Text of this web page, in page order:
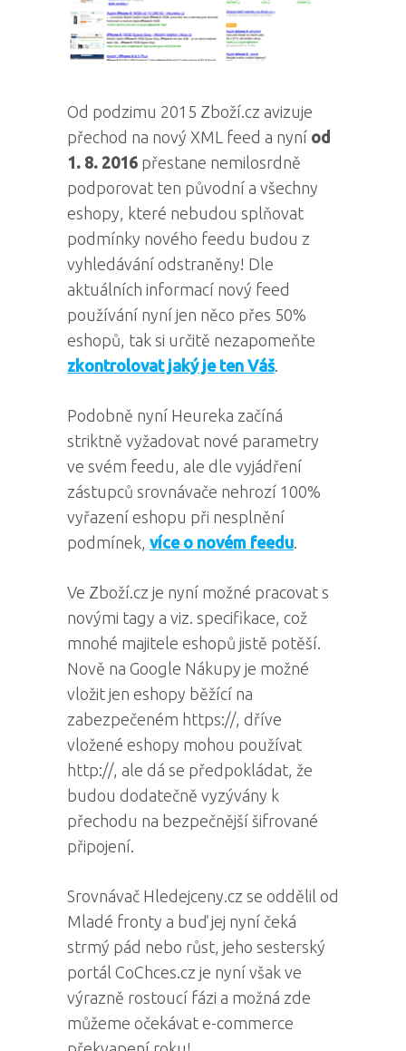
Od podzimu 2015 Zboží.cz avizuje
přechod na nový XML feed a nyní od
1. 8. 2016 přestane nemilosrdně
podporovat ten původní a všechny
eshopy, které nebudou splňovat
podmínky nového feedu budou z
vyhledávání odstraněny! Dle
aktuálních informací nový feed
používání nyní jen něco přes 50%
eshopů, tak si určitě nezapomeňte
zkontrolovat jaký je ten Váš.
Podobně nyní Heureka začíná
striktně vyžadovat nové parametry
ve svém feedu, ale dle vyjádření
zástupců srovnávače nehrozí 100%
vyřazení eshopu při nesplnění
podmínek, více o novém feedu.
Ve Zboží.cz je nyní možné pracovat s
novými tagy a viz. specifikace, což
mnohé majitele eshopů jistě potěší.
Nově na Google Nákupy je možné
vložit jen eshopy běžící na
zabezpečeném https://, dříve
vložené eshopy mohou používat
http://, ale dá se předpokládat, že
budou dodatečně vyzývány k
přechodu na bezpečnější šifrované
připojení.
Srovnávač Hledejceny.cz se oddělil od
Mladé fronty a buď jej nyní čeká
strmý pád nebo růst, jeho sesterský
portál CoChces.cz je nyní však ve
výrazně rostoucí fázi a možná zde
můžeme očekávat e-commerce